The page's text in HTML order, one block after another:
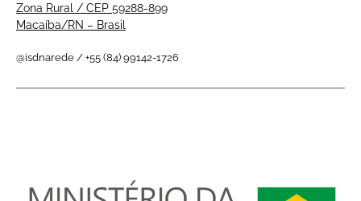
Zona Rural / CEP 59288-899
Macaíba/RN – Brasil
@isdnarede / +55 (84) 99142-1726